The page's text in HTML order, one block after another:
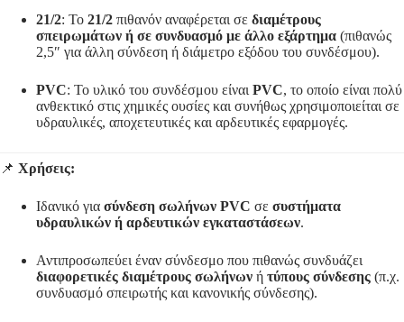
21/2: Το 21/2 πιθανόν αναφέρεται σε διαμέτρους
σπειρωμάτων ή σε συνδυασμό με άλλο εξάρτημα (πιθανώς
2,5″ για άλλη σύνδεση ή διάμετρο εξόδου του συνδέσμου).
PVC: Το υλικό του συνδέσμου είναιPVC, το οποίο είναι πολύ
ανθεκτικό στις χημικές ουσίες και συνήθως χρησιμοποιείται σε
υδραυλικές, αποχετευτικές και αρδευτικές εφαρμογές.
📌 Χρήσεις:
Ιδανικό για σύνδεση σωλήνων PVC σε συστήματα
υδραυλικών ή αρδευτικών εγκαταστάσεων.
Αντιπροσωπεύει έναν σύνδεσμο που πιθανώς συνδυάζει
διαφορετικές διαμέτρους σωλήνων ή τύπους σύνδεσης (π.χ.
συνδυασμό σπειρωτής και κανονικής σύνδεσης).